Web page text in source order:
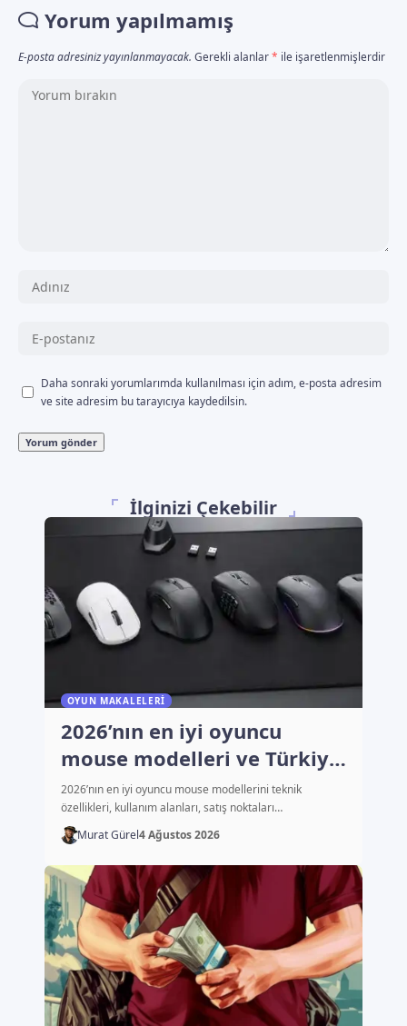
Yorum yapılmamış
E-posta adresiniz yayınlanmayacak. Gerekli alanlar* ile işaretlenmişlerdir
Daha sonraki yorumlarımda kullanılması için adım, e-posta adresim
ve site adresim bu tarayıcıya kaydedilsin.
İlginizi Çekebilir
OYUN MAKALELERI
2026’nın en iyi oyuncu
mouse modelleri ve Türkiye
fiyatları
2026’nın en iyi oyuncu mouse modellerini teknik
özellikleri, kullanım alanları, satış noktaları…
Murat Gürel4 Ağustos 2026